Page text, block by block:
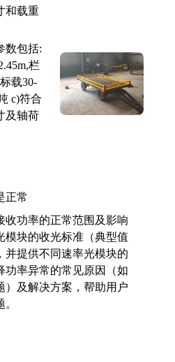
和载重
数包括:
栏
载30-
c)符合
及轴荷
正常
收功率的正常范围及影响
模块的收光标准（典型值
并提供不同速率光模块的
功率异常的常见原因（如
）及解决方案，帮助用户